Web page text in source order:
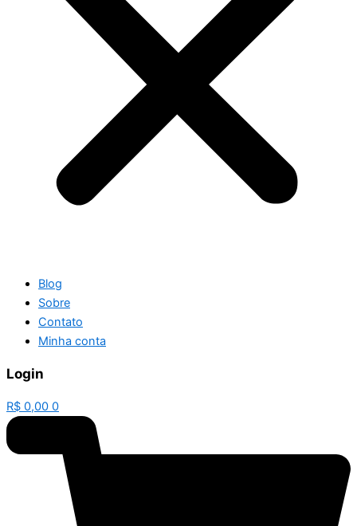
Blog
Sobre
Contato
Minha conta
Login
R$ 0,00 0